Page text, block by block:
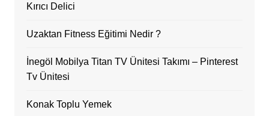
Kırıcı Delici
Uzaktan Fitness Eğitimi Nedir ?
İnegöl Mobilya Titan TV Ünitesi Takımı – Pinterest
Tv Ünitesi
Konak Toplu Yemek